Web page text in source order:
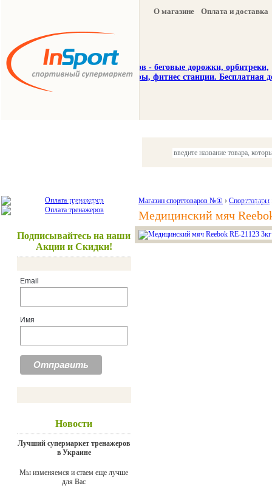
О магазине Оплата и доставка
Красота и здоровье Акции и
Подписывайтесь на наши
Акции и Скидки!
Email
Имя
Новости
Лучший супермаркет тренажеров
в Украине
Мы изменяемся и стаем еще лучше
для Вас
Магазин спорттоваров №① › Спорттовары
Медицинский мяч